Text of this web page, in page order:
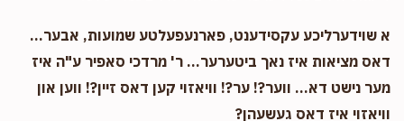
Hershy Wiess Moshe Neuman
11 months ago $20.00
א שוידערליכע עקסידענט, פארנעפעלטע שמועות, אבער...
דאס מציאות איז נאך ביטערער... ר' מרדכי סאפיר ע"ה איז
מער נישט דא... ווער?! ער?! וויאזוי קען דאס זיין?! ווען און
וויאזוי איז דאס געשעהן?